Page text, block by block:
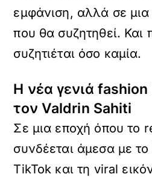
εμφάνιση, αλλά σε
που θα συζητηθεί. Και
συζητιέται όσο καμία.
Η νέα γενιά fashion
τον Valdrin Sahiti
Σε μια εποχή όπου το
συνδέεται άμεσα με
TikTok και τη viral